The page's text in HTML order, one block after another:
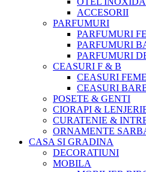
ACCESORII
PARFUMURI
PARFUMURI
PARFUMURI
PARFUMURI
CEASURI F & B
CEASURI
CEASURI
POSETE & GENTI
CIORAPI &
CURATENIE &
ORNAMENTE
CASA SI GRADINA
DECORATIUNI
MOBILA